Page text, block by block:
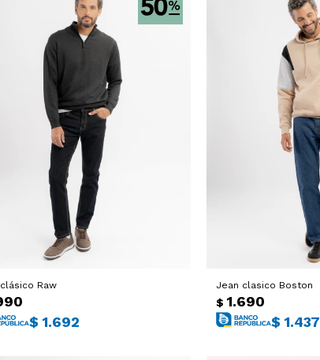
Raw
$ 1.692
Jean clasico Boston
$ 1.690
$ 1.437